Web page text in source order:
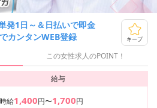
発1日～＆日払いで即金
カンタンWEB登録
キープ
この女性求人のPOINT！
給与
時給1,400円〜1,700円